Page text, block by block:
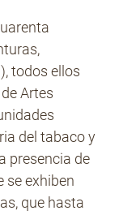
todos ellos
Artes
del tabaco y
presencia de
se exhiben
que hasta